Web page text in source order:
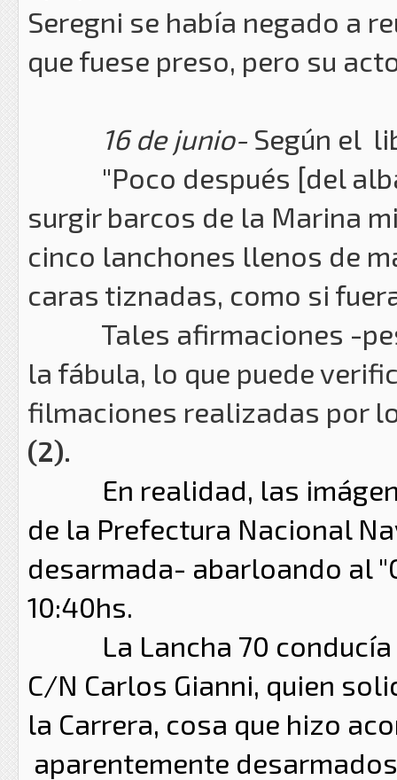
Seregni se había negado a
que fuese preso, pero su
16 de junio- Según el
"Poco después [del
surgir barcos de la Marina
cinco lanchones llenos de
caras tiznadas, como si
Tales afirmaciones -
la fábula, lo que puede
filmaciones realizadas por
(2).
En realidad, las
de la Prefectura Nacional
desarmada- abarloando al
10:40hs.
La Lancha 70 conducía
C/N Carlos Gianni, quien
la Carrera, cosa que hizo
aparentemente